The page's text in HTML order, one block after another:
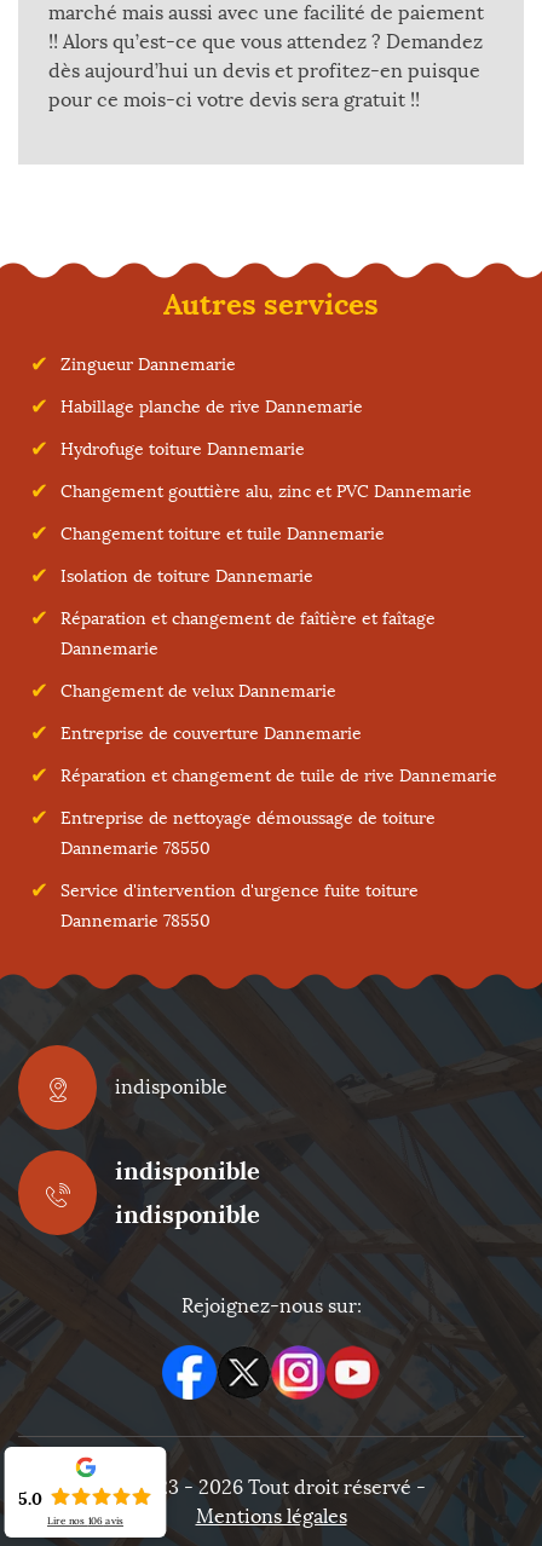
marché mais aussi avec une facilité de paiement
!! Alors qu’est-ce que vous attendez ? Demandez
dès aujourd’hui un devis et profitez-en puisque
pour ce mois-ci votre devis sera gratuit !!
Autres services
Zingueur Dannemarie
Habillage planche de rive Dannemarie
Hydrofuge toiture Dannemarie
Changement gouttière alu, zinc et PVC Dannemarie
Changement toiture et tuile Dannemarie
Isolation de toiture Dannemarie
Réparation et changement de faîtière et faîtage
Dannemarie
Changement de velux Dannemarie
Entreprise de couverture Dannemarie
Réparation et changement de tuile de rive Dannemarie
Entreprise de nettoyage démoussage de toiture
Dannemarie 78550
Service d'intervention d'urgence fuite toiture
Dannemarie 78550
indisponible
indisponible
indisponible
Rejoignez-nous sur:
©2023 - 2026 Tout droit réservé -
Mentions légales
5.0
Lire nos 106 avis